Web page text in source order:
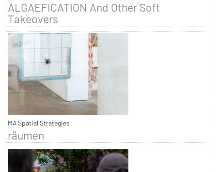
ALGAEFICATION And Other Soft
Takeovers
MA Spatial Strategies
räumen